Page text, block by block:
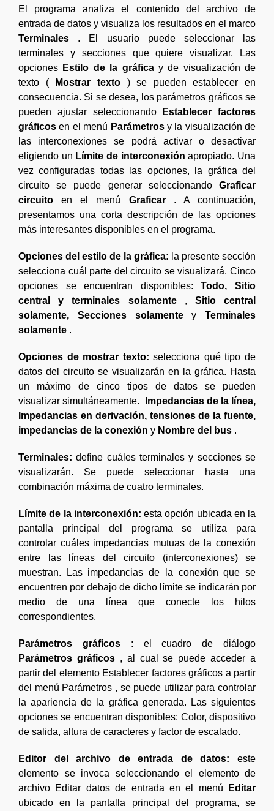
El programa analiza el contenido del archivo de
entrada de datos y visualiza los resultados en el marco
Terminales . El usuario puede seleccionar las
terminales y secciones que quiere visualizar. Las
opciones Estilo de la gráfica y de visualización de
texto (
Mostrar texto ) se pueden establecer en
consecuencia. Si se desea, los parámetros gráficos se
pueden ajustar seleccionando
Establecer factores
gráficosen el menú Parámetros y la visualización de
las interconexiones se podrá activar o desactivar
eligiendo un Límite de interconexiónapropiado. Una
vez configuradas todas las opciones, la gráfica del
circuito se puede generar seleccionando Graficar
circuitoen el menú Graficar . A continuación,
presentamos una corta descripción de las opciones
más interesantes disponibles en el programa.
Opciones del estilo de la gráfica: la presente sección
selecciona cuál parte del circuito se visualizará. Cinco
opciones se encuentran disponibles:Todo, Sitio
central y terminales solamente , Sitio central
solamente, Secciones solamentey Terminales
solamente .
Opciones de mostrar texto:selecciona qué tipo de
datos del circuito se visualizarán en la gráfica. Hasta
un máximo de cinco tipos de datos se pueden
visualizar simultáneamente.
Impedancias de la línea,
Impedancias en derivación, tensiones de la fuente,
impedancias de la conexión y Nombre del bus .
Terminales:define cuáles terminales y secciones se
visualizarán. Se puede seleccionar hasta una
combinación máxima de cuatro terminales.
Límite de la interconexión: esta opción ubicada en la
pantalla principal del programa se utiliza para
controlar cuáles impedancias mutuas de la conexión
entre las líneas del circuito (interconexiones) se
muestran. Las impedancias de la conexión que se
encuentren por debajo de dicho límite se indicarán por
medio de una línea que conecte los hilos
correspondientes.
Parámetros gráficos : el cuadro de diálogo
Parámetros gráficos , al cual se puede acceder a
partir del elemento Establecer factores gráficos a partir
del menú Parámetros , se puede utilizar para controlar
la apariencia de la gráfica generada. Las siguientes
opciones se encuentran disponibles: Color, dispositivo
de salida, altura de caracteres y factor de escalado.
Editor del archivo de entrada de datos: este
elemento se invoca seleccionando el elemento de
archivo Editar datos de entrada en el menú
Editar
ubicado en la pantalla principal del programa, se